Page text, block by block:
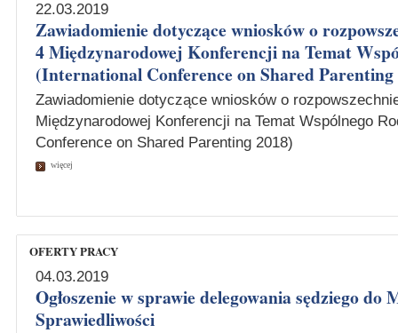
22.03.2019
Zawiadomienie dotyczące wniosków o
4 Międzynarodowej Konferencji na Temat
(International Conference on Shared Parenting
Zawiadomienie dotyczące wniosków o
Międzynarodowej Konferencji na Temat Wspólnego
Conference on Shared Parenting 2018)
więcej
OFERTY PRACY
04.03.2019
Ogłoszenie w sprawie delegowania sędziego do
Sprawiedliwości